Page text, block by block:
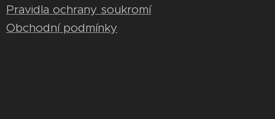
Pravidla ochrany soukromí
Obchodní podmínky